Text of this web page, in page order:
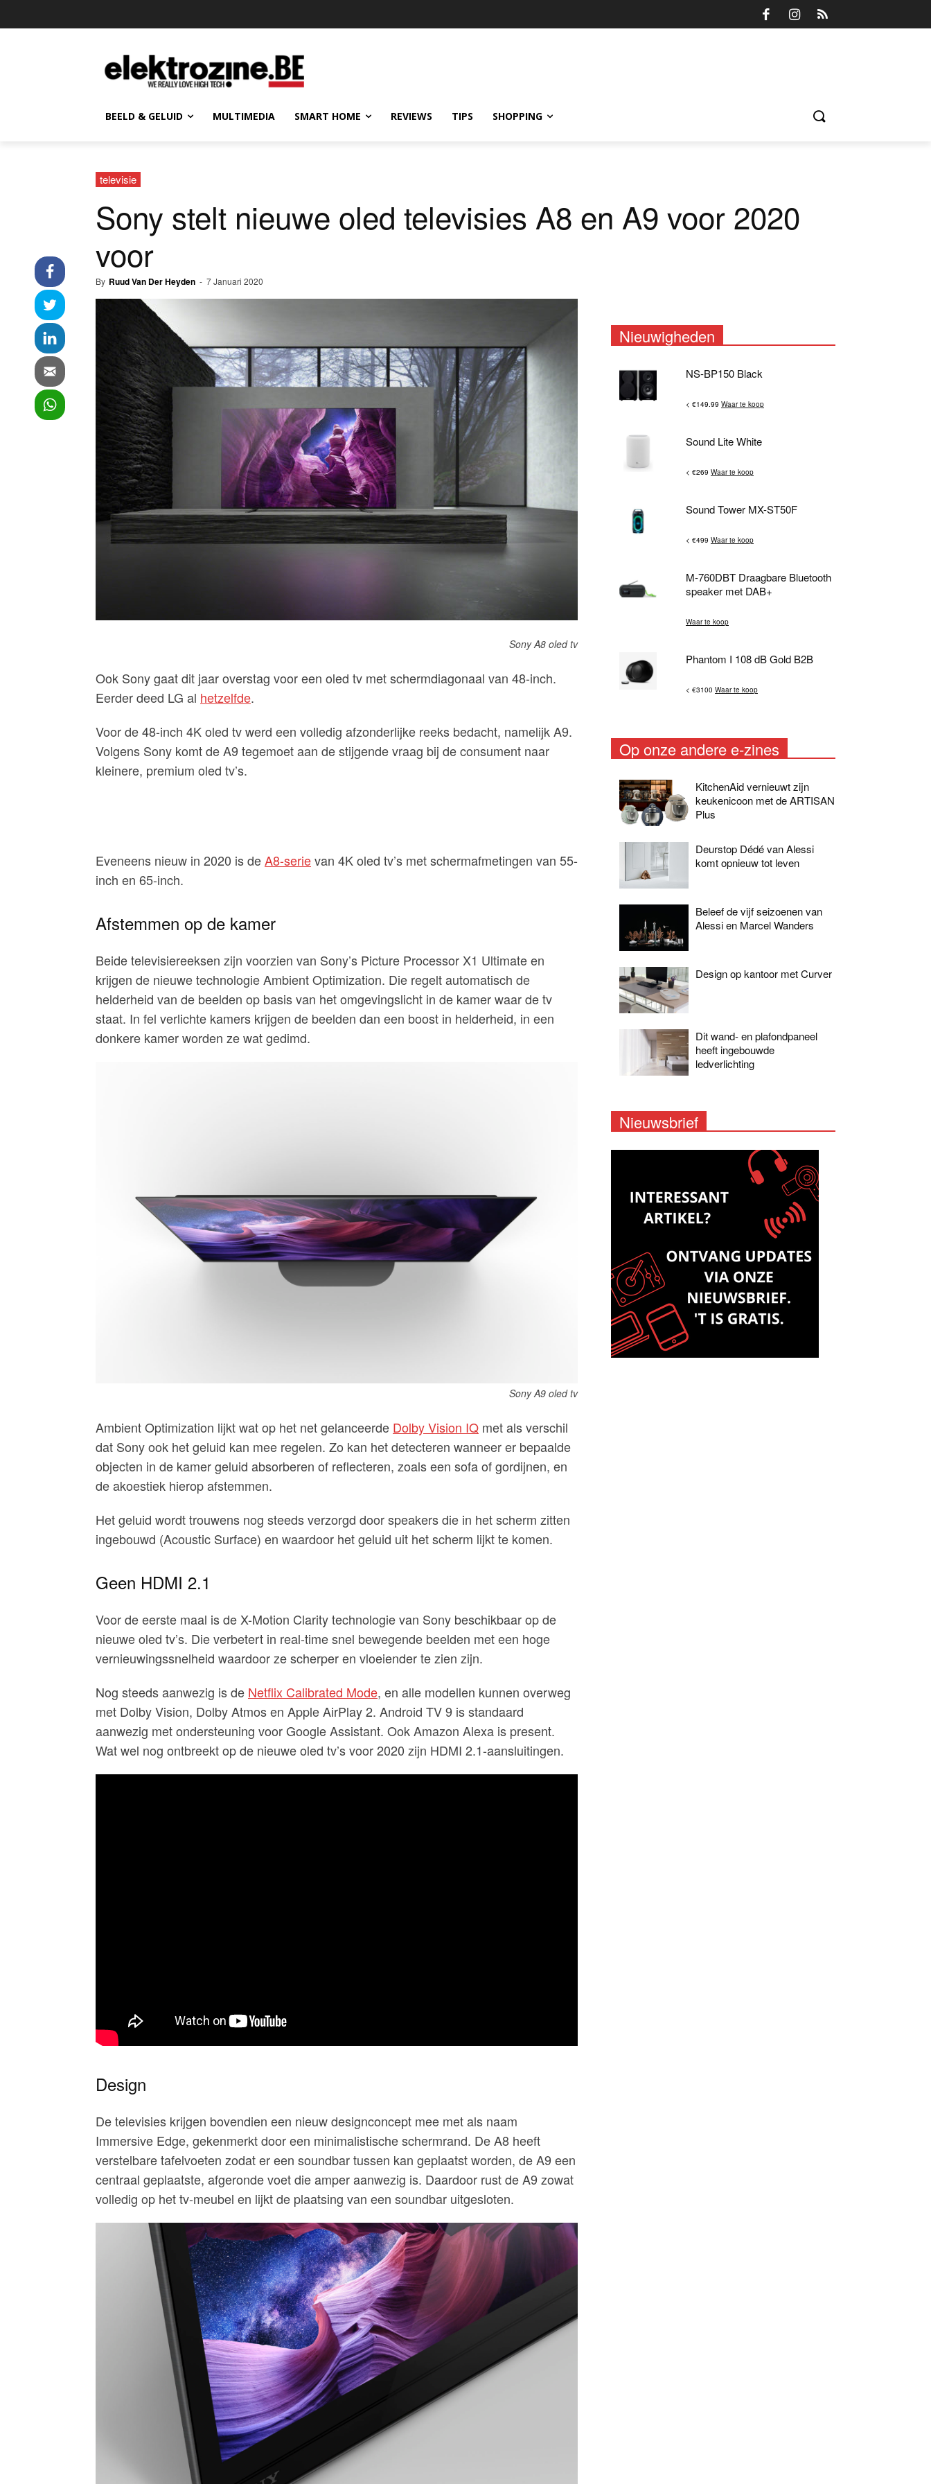
BEELD & GELUID MULTIMEDIA SMART HOME REVIEWS TIPS SHOPPING
televisie
Sony stelt nieuwe oled televisies A8 en A9 voor 2020
voor
By Ruud Van Der Heyden - 7 Januari 2020
Sony A8 oled tv
Ook Sony gaat dit jaar overstag voor een oled tv met schermdiagonaal van 48-inch.
Eerder deed LG al hetzelfde.
Voor de 48-inch 4K oled tv werd een volledig afzonderlijke reeks bedacht, namelijk A9.
Volgens Sony komt de A9 tegemoet aan de stijgende vraag bij de consument naar
kleinere, premium oled tv’s.
Eveneens nieuw in 2020 is deA8-serievan 4K oled tv’s met schermafmetingen van 55-
inch en 65-inch.
Afstemmen op de kamer
Beide televisiereeksen zijn voorzien van Sony’s Picture Processor X1 Ultimate en
krijgen de nieuwe technologie Ambient Optimization. Die regelt automatisch de
helderheid van de beelden op basis van het omgevingslicht in de kamer waar de tv
staat. In fel verlichte kamers krijgen de beelden dan een boost in helderheid, in een
donkere kamer worden ze wat gedimd.
Sony A9 oled tv
Ambient Optimization lijkt wat op het net gelanceerde Dolby Vision IQ met als verschil
dat Sony ook het geluid kan mee regelen. Zo kan het detecteren wanneer er bepaalde
objecten in de kamer geluid absorberen of reflecteren, zoals een sofa of gordijnen, en
de akoestiek hierop afstemmen.
Het geluid wordt trouwens nog steeds verzorgd door speakers die in het scherm zitten
ingebouwd (Acoustic Surface) en waardoor het geluid uit het scherm lijkt te komen.
Geen HDMI 2.1
Voor de eerste maal is de X-Motion Clarity technologie van Sony beschikbaar op de
nieuwe oled tv’s. Die verbetert in real-time snel bewegende beelden met een hoge
vernieuwingssnelheid waardoor ze scherper en vloeiender te zien zijn.
Nog steeds aanwezig is de Netflix Calibrated Mode, en alle modellen kunnen overweg
met Dolby Vision, Dolby Atmos en Apple AirPlay 2. Android TV 9 is standaard
aanwezig met ondersteuning voor Google Assistant. Ook Amazon Alexa is present.
Wat wel nog ontbreekt op de nieuwe oled tv’s voor 2020 zijn HDMI 2.1-aansluitingen.
Design
De televisies krijgen bovendien een nieuw designconcept mee met als naam
Immersive Edge, gekenmerkt door een minimalistische schermrand. De A8 heeft
verstelbare tafelvoeten zodat er een soundbar tussen kan geplaatst worden, de A9 een
centraal geplaatste, afgeronde voet die amper aanwezig is. Daardoor rust de A9 zowat
volledig op het tv-meubel en lijkt de plaatsing van een soundbar uitgesloten.
Nieuwigheden
NS-BP150 Black
< €149.99 Waar te koop
Sound Lite White
< €269 Waar te koop
Sound Tower MX-ST50F
< €499 Waar te koop
M-760DBT Draagbare Bluetooth
speaker met DAB+
Waar te koop
Phantom I 108 dB Gold B2B
< €3100 Waar te koop
Op onze andere e-zines
KitchenAid vernieuwt zijn
keukenicoon met de ARTISAN
Plus
Deurstop Dédé van Alessi
komt opnieuw tot leven
Beleef de vijf seizoenen van
Alessi en Marcel Wanders
Design op kantoor met Curver
Dit wand- en plafondpaneel
heeft ingebouwde
ledverlichting
Nieuwsbrief